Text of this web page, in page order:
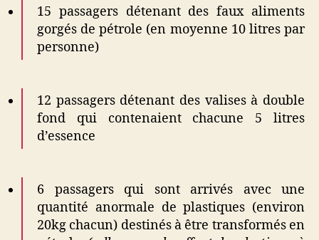
15 passagers détenant des faux aliments
gorgés de pétrole (en moyenne 10 litres par
personne)
12 passagers détenant des valises à double
fond qui contenaient chacune 5 litres
d’essence
6 passagers qui sont arrivés avec une
quantité anormale de plastiques (environ
20kg chacun) destinés à être transformés en